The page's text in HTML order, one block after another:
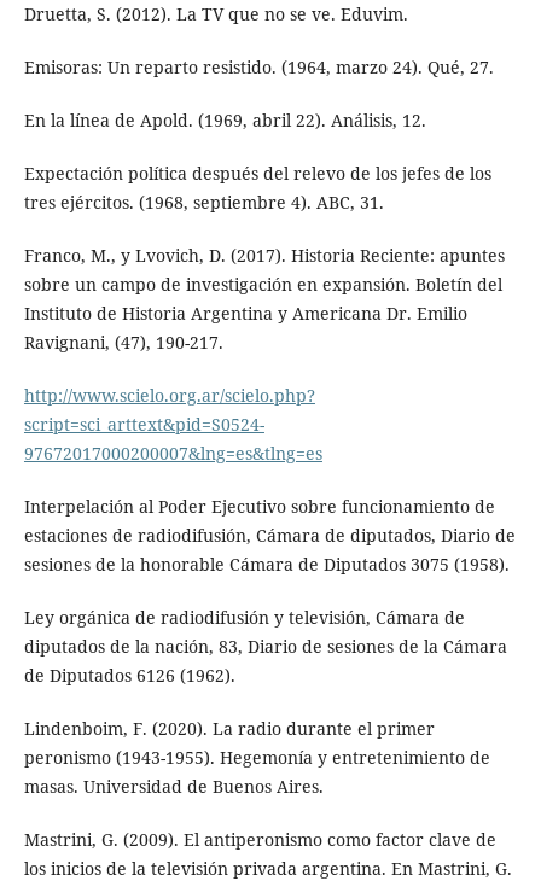
Druetta, S. (2012). La TV que no se ve. Eduvim.
Emisoras: Un reparto resistido. (1964, marzo 24). Qué, 27.
En la línea de Apold. (1969, abril 22). Análisis, 12.
Expectación política después del relevo de los jefes de los
tres ejércitos. (1968, septiembre 4). ABC, 31.
Franco, M., y Lvovich, D. (2017). Historia Reciente: apuntes
sobre un campo de investigación en expansión. Boletín del
Instituto de Historia Argentina y Americana Dr. Emilio
Ravignani, (47), 190-217.
http://www.scielo.org.ar/scielo.php?
script=sci_arttext&pid=S0524-
97672017000200007&lng=es&tlng=es
Interpelación al Poder Ejecutivo sobre funcionamiento de
estaciones de radiodifusión, Cámara de diputados, Diario de
sesiones de la honorable Cámara de Diputados 3075 (1958).
Ley orgánica de radiodifusión y televisión, Cámara de
diputados de la nación, 83, Diario de sesiones de la Cámara
de Diputados 6126 (1962).
Lindenboim, F. (2020). La radio durante el primer
peronismo (1943-1955). Hegemonía y entretenimiento de
masas. Universidad de Buenos Aires.
Mastrini, G. (2009). El antiperonismo como factor clave de
los inicios de la televisión privada argentina. En Mastrini, G.